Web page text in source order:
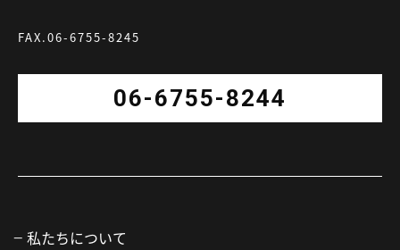
FAX.06-6755-8245
06-6755-8244
私たちについて